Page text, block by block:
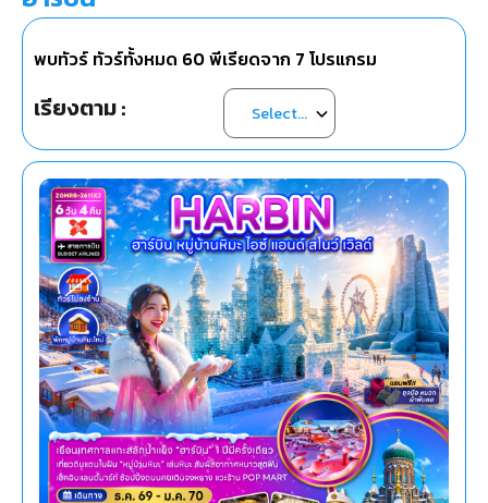
พบทัวร์ ทัวร์ทั้งหมด 60พีเรียดจาก 7 โปรแกรม
เรียงตาม :